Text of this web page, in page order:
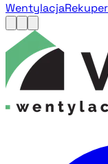
Wentylacja